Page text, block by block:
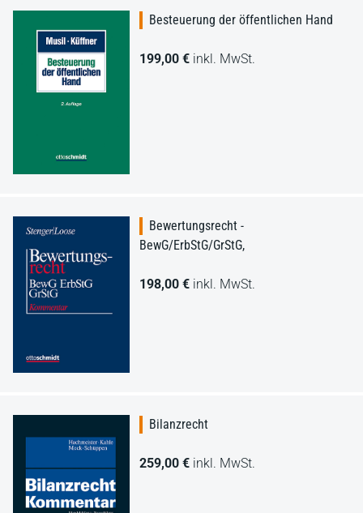
Besteuerung der öffentlichen Hand
199,00 € inkl. MwSt.
Bewertungsrecht -
BewG/ErbStG/GrStG,
198,00 € inkl. MwSt.
Bilanzrecht
259,00 € inkl. MwSt.